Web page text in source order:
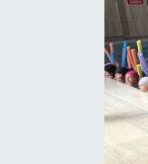
Resmi İlanlar